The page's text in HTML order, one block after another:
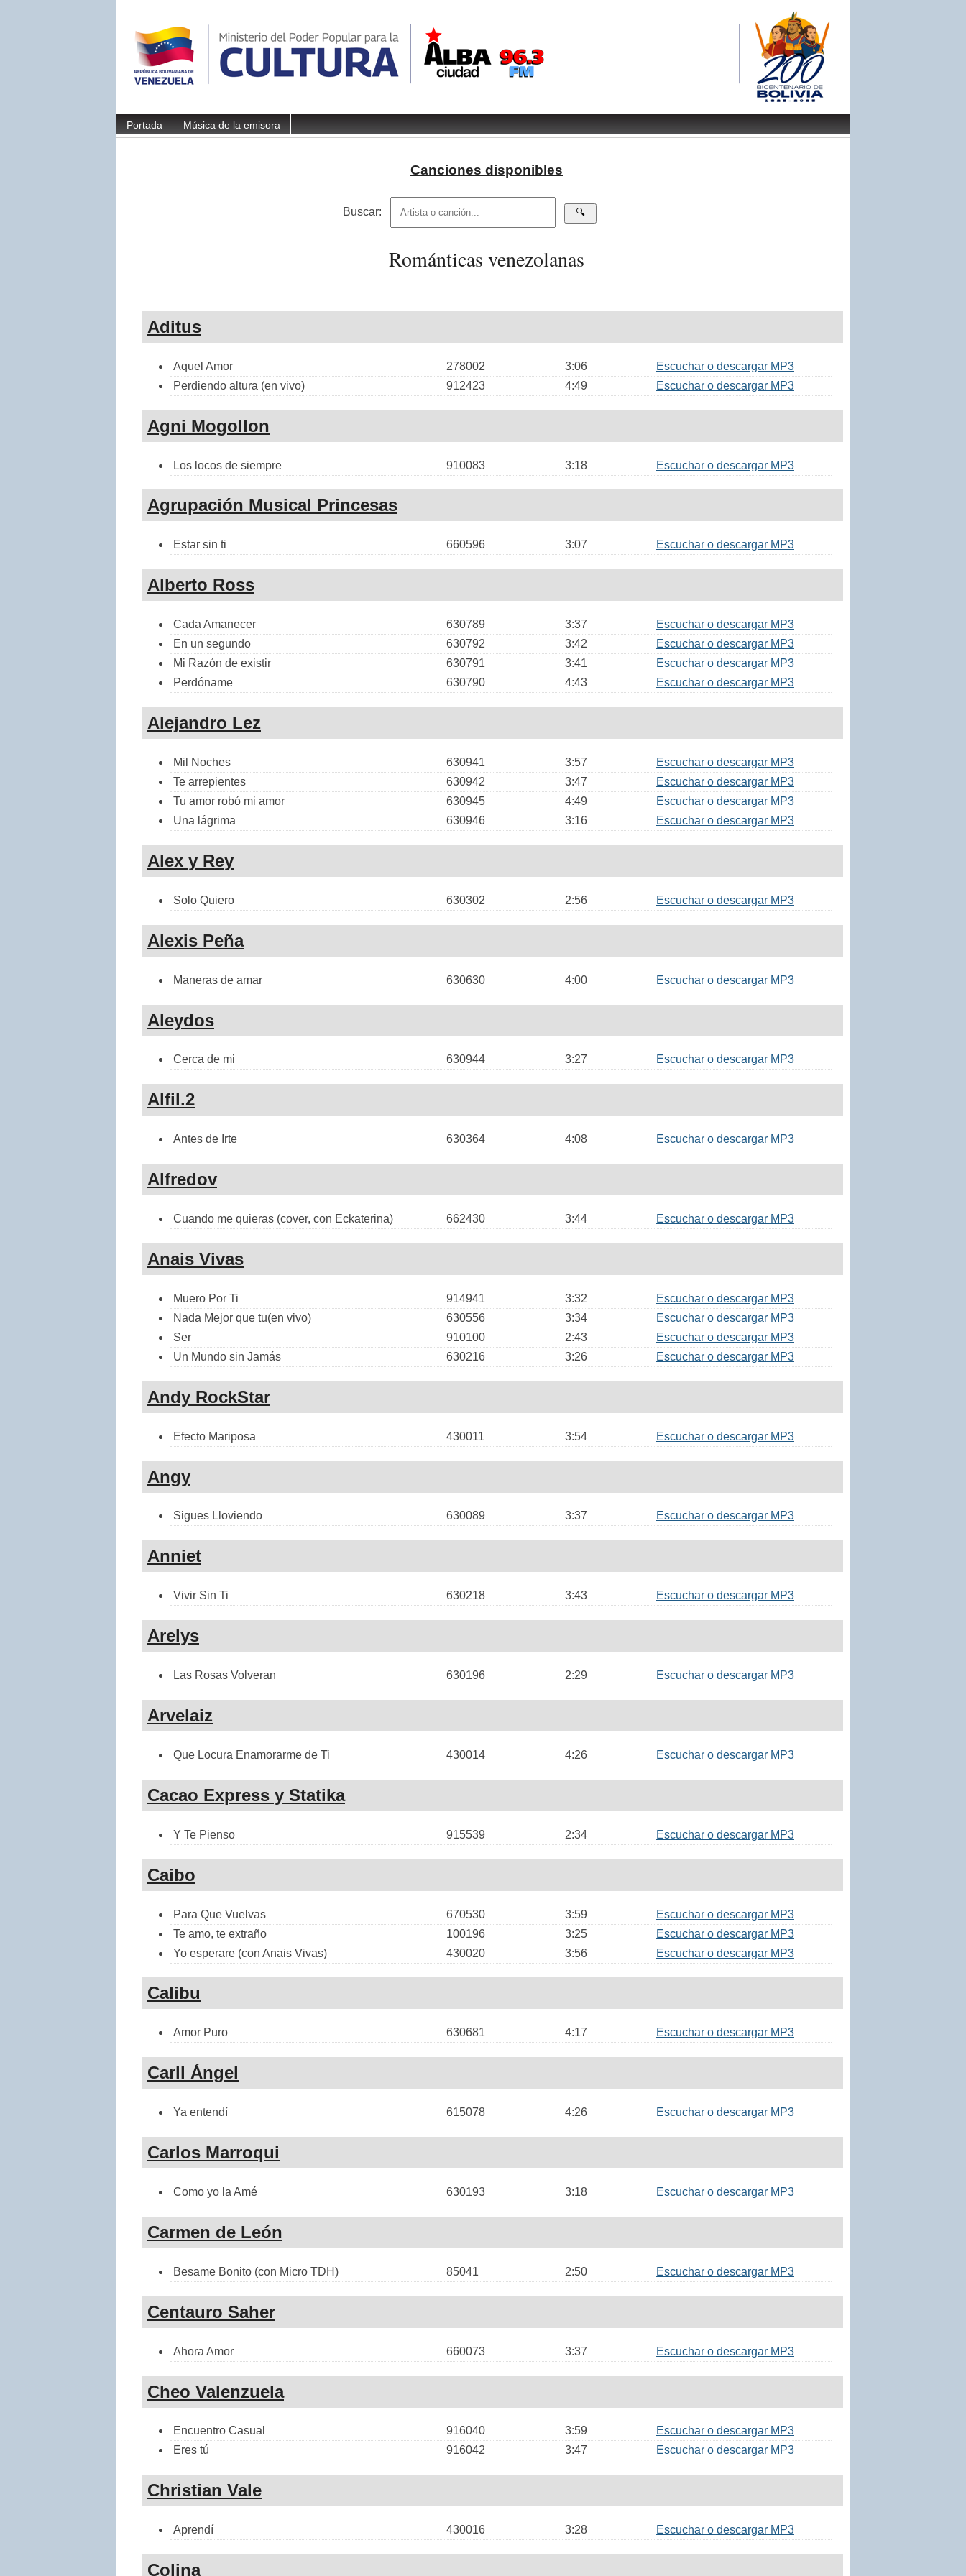
Portada Música de la emisora
Canciones disponibles
Buscar:
Románticas venezolanas
Aditus
Aquel Amor 278002 3:06
Escuchar o descargar MP3
Perdiendo altura (en vivo)
912423 4:49 Escuchar o descargar MP3
Agni Mogollon
Los locos de siempre 910083 3:18 Escuchar o descargar MP3
Agrupación Musical Princesas
Estar sin ti 660596 3:07 Escuchar o descargar MP3
Alberto Ross
Cada Amanecer 630789 3:37
Escuchar o descargar MP3
En un segundo
630792 3:42
Escuchar o descargar MP3
Mi Razón de existir
630791 3:41
Escuchar o descargar MP3
Perdóname
630790 4:43 Escuchar o descargar MP3
Alejandro Lez
Mil Noches 630941 3:57
Escuchar o descargar MP3
Te arrepientes
630942 3:47
Escuchar o descargar MP3
Tu amor robó mi amor
630945 4:49
Escuchar o descargar MP3
Una lágrima
630946 3:16 Escuchar o descargar MP3
Alex y Rey
Solo Quiero 630302 2:56 Escuchar o descargar MP3
Alexis Peña
Maneras de amar 630630 4:00 Escuchar o descargar MP3
Aleydos
Cerca de mi 630944 3:27 Escuchar o descargar MP3
Alfil.2
Antes de Irte 630364 4:08 Escuchar o descargar MP3
Alfredov
Cuando me quieras (cover, con Eckaterina) 662430 3:44 Escuchar o descargar MP3
Anais Vivas
Muero Por Ti 914941 3:32
Escuchar o descargar MP3
Nada Mejor que tu(en vivo)
630556 3:34
Escuchar o descargar MP3
Ser
910100 2:43
Escuchar o descargar MP3
Un Mundo sin Jamás
630216 3:26 Escuchar o descargar MP3
Andy RockStar
Efecto Mariposa 430011 3:54 Escuchar o descargar MP3
Angy
Sigues Lloviendo 630089 3:37 Escuchar o descargar MP3
Anniet
Vivir Sin Ti 630218 3:43 Escuchar o descargar MP3
Arelys
Las Rosas Volveran 630196 2:29 Escuchar o descargar MP3
Arvelaiz
Que Locura Enamorarme de Ti 430014 4:26 Escuchar o descargar MP3
Cacao Express y Statika
Y Te Pienso 915539 2:34 Escuchar o descargar MP3
Caibo
Para Que Vuelvas 670530 3:59
Escuchar o descargar MP3
Te amo, te extraño
100196 3:25
Escuchar o descargar MP3
Yo esperare (con Anais Vivas)
430020 3:56 Escuchar o descargar MP3
Calibu
Amor Puro 630681 4:17 Escuchar o descargar MP3
Carll Ángel
Ya entendí 615078 4:26 Escuchar o descargar MP3
Carlos Marroqui
Como yo la Amé 630193 3:18 Escuchar o descargar MP3
Carmen de León
Besame Bonito (con Micro TDH) 85041 2:50 Escuchar o descargar MP3
Centauro Saher
Ahora Amor 660073 3:37 Escuchar o descargar MP3
Cheo Valenzuela
Encuentro Casual 916040 3:59
Escuchar o descargar MP3
Eres tú
916042 3:47 Escuchar o descargar MP3
Christian Vale
Aprendí 430016 3:28 Escuchar o descargar MP3
Colina